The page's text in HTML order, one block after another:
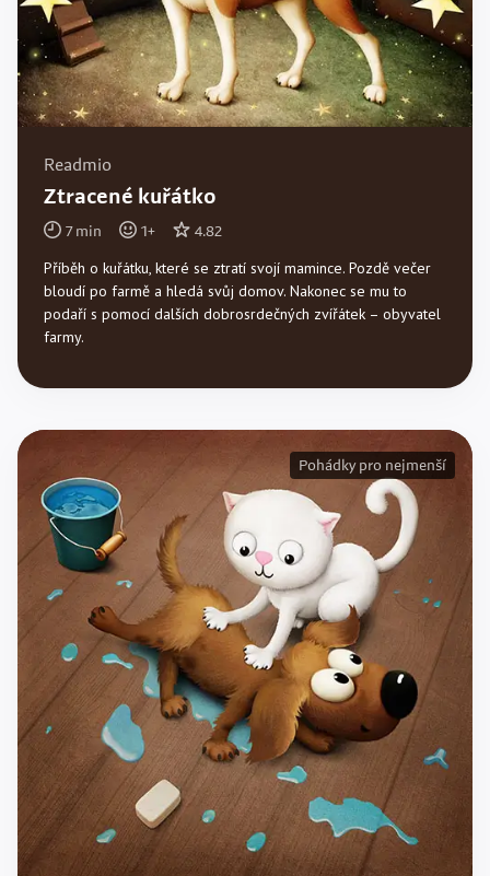
Readmio
Ztracené kuřátko
7min 1+ 4.82
Příběh o kuřátku, které se ztratí svojí mamince. Pozdě večer
bloudí po farmě a hledá svůj domov. Nakonec se mu to
podaří s pomocí dalších dobrosrdečných zvířátek – obyvatel
farmy.
Pohádky pro nejmenší